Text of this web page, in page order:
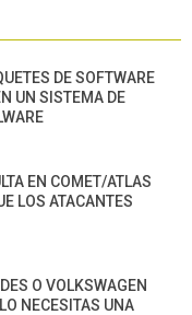
DE SOFTWARE
UN SISTEMA DE
EN COMET/ATLAS
LOS ATACANTES
O VOLKSWAGEN
NECESITAS UNA